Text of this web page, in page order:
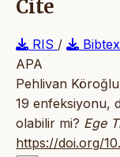
Cite
RIS /
Bibtex
APA
Pehlivan
19 enfeksiyonu,
olabilir mi? Ege
https://doi.org/